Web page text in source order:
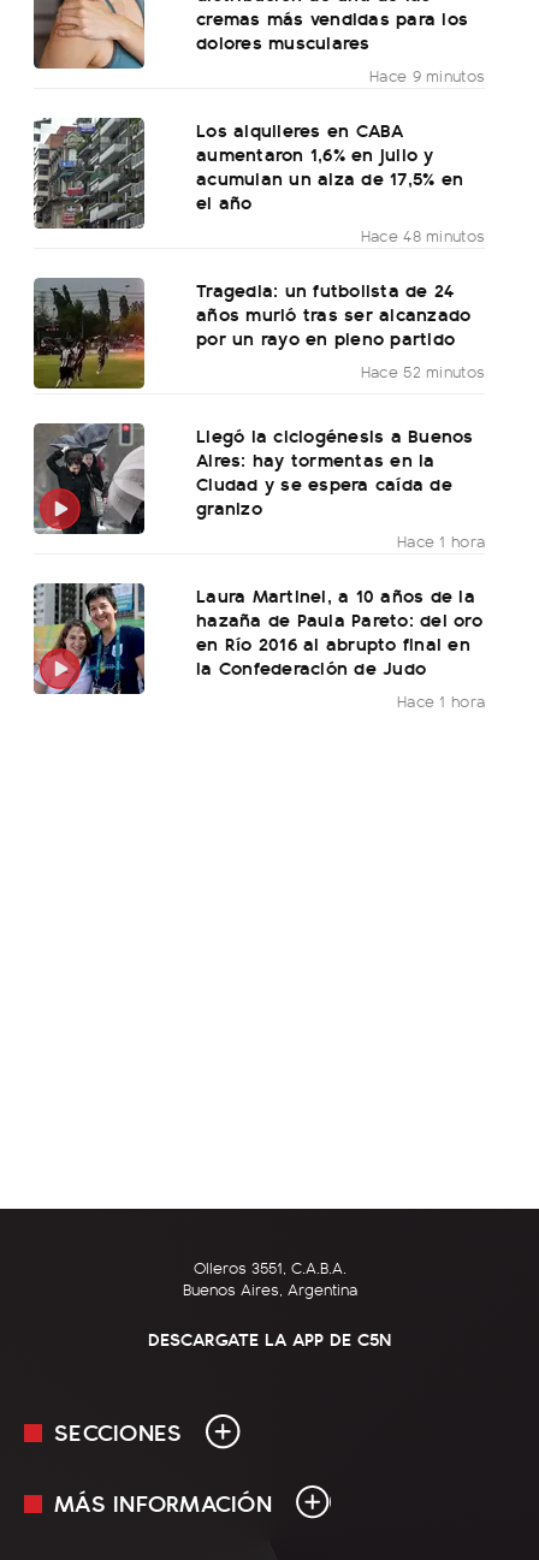
cremas más vendidas para los
dolores musculares
Hace 9 minutos
Los alquileres en CABA
aumentaron 1,6% en julio y
acumulan un alza de 17,5% en
el año
Hace 48 minutos
Tragedia: un futbolista de 24
años murió tras ser alcanzado
por un rayo en pleno partido
Hace 52 minutos
Llegó la ciclogénesis a Buenos
Aires: hay tormentas en la
Ciudad y se espera caída de
granizo
Hace 1 hora
Laura Martinel, a 10 años de la
hazaña de Paula Pareto: del oro
en Río 2016 al abrupto final en
la Confederación de Judo
Hace 1 hora
Olleros 3551, C.A.B.A.
Buenos Aires, Argentina
DESCARGATE LA APP DE C5N
SECCIONES
En Vivo
MÁS INFORMACIÓN